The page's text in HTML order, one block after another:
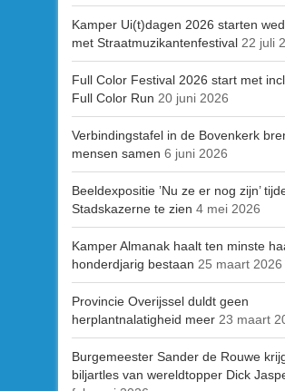
Kamper Ui(t)dagen 2026 starten
met Straatmuzikantenfestival 22 juli
Full Color Festival 2026 start met
Full Color Run 20 juni 2026
Verbindingstafel in de Bovenkerk
mensen samen 6 juni 2026
Beeldexpositie ’Nu ze er nog zijn’
Stadskazerne te zien 4 mei 2026
Kamper Almanak haalt ten minste
honderdjarig bestaan 25 maart 2026
Provincie Overijssel duldt geen
herplantnalatigheid meer 23 maart
Burgemeester Sander de Rouwe
biljartles van wereldtopper Dick